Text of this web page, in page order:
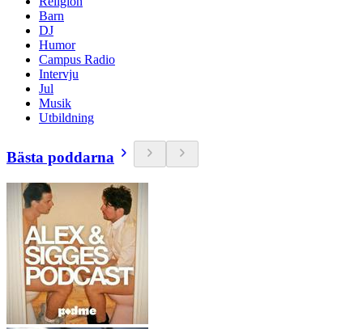
Barn
DJ
Humor
Campus Radio
Intervju
Jul
Musik
Utbildning
Bästa poddarna